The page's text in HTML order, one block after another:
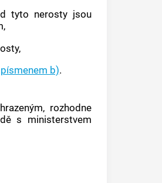
tyto nerosty jsou
písmenem b).
rozhodne
s ministerstvem